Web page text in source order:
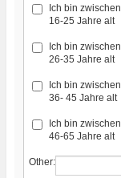
Ich bin zwischen
16-25 Jahre alt
Ich bin zwischen
26-35 Jahre alt
Ich bin zwischen
36- 45 Jahre alt
Ich bin zwischen
46-65 Jahre alt
Other: